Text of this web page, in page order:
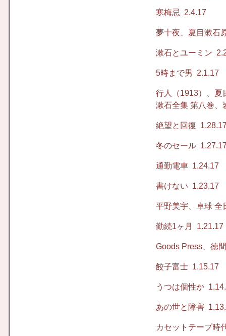
寒梅忌 2.4.17
夢十夜、夏目漱石
漱石とユーミン
5時まで男 2.1.17
行人（1913）、夏
漱石全集 第八巻、
絶望と回復
冬のセール
通勤電車 1.24.17
書けない 1.23.17
平野美宇、卓球 全
勤続1ヶ月 1.21.17
Goods Press、徳
餃子富士 1.15.17
うつは個性か
あの世と障害
カセットテープ時